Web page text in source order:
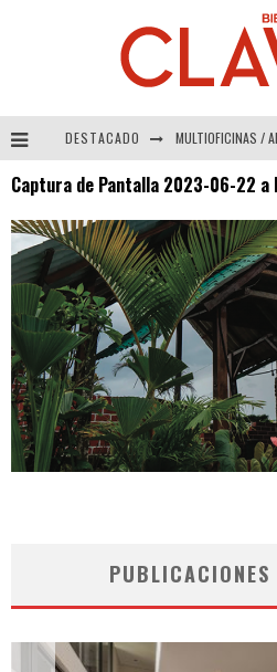
DESTACADO
Captura de Pantalla 2023-06-22 a
PUBLICACIONES